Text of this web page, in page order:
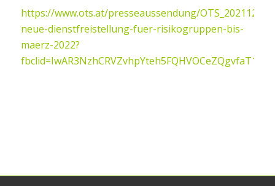
https://www.ots.at/presseaussendung/
neue-dienstfreistellung-fuer-risikogruppen-bis-
maerz-2022?